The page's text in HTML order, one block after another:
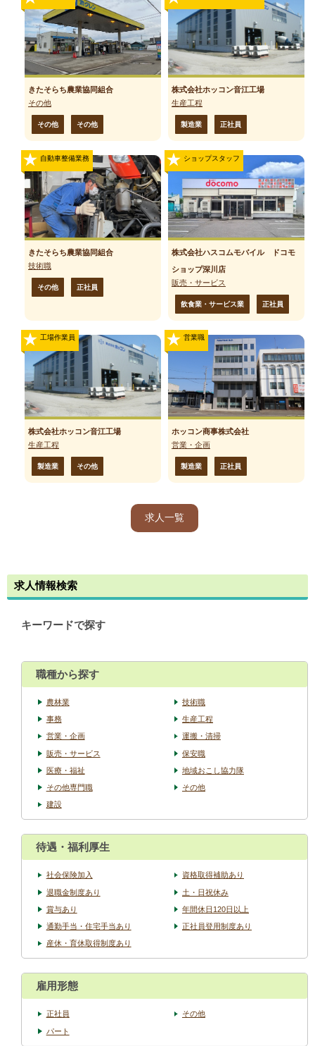
きたそらち農業協同組合
その他
その他 その他
株式会社ホッコン音江工場
生産工程
製造業 正社員
自動車整備業務
きたそらち農業協同組合
技術職
その他 正社員
ショップスタッフ
株式会社ハスコムモバイル ドコモ
ショップ深川店
販売・サービス
飲食業・サービス業 正社員
工場作業員
株式会社ホッコン音江工場
生産工程
製造業 その他
営業職
ホッコン商事株式会社
営業・企画
製造業 正社員
求人一覧
求人情報検索
キーワードで探す
職種から探す
農林業
事務
営業・企画
販売・サービス
医療・福祉
その他専門職
建設
技術職
生産工程
運搬・清掃
保安職
地域おこし協力隊
その他
待遇・福利厚生
社会保険加入
退職金制度あり
賞与あり
通勤手当・住宅手当あり
産休・育休取得制度あり
資格取得補助あり
土・日祝休み
年間休日120日以上
正社員登用制度あり
雇用形態
正社員
パート
その他